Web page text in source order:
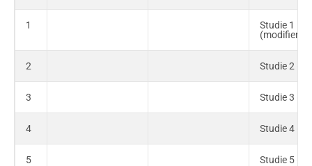
1
Studie 1
2 Studie 2
3 Studie 3
4 Studie 4
5 Studie 5